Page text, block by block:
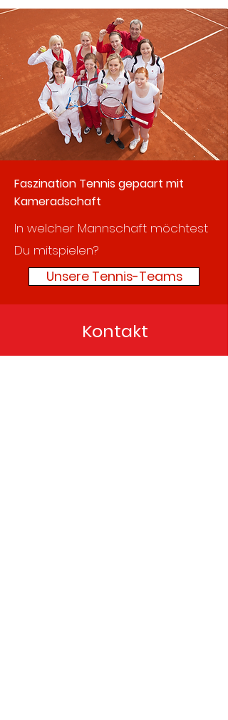
Faszination Tennis gepaart mit
Kameradschaft
In welcher Mannschaft möchtest
Du mitspielen?
Unsere Tennis-Teams
Kontakt